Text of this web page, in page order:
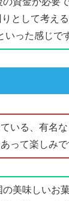
として考える
いった感じで
いる、有名な
って楽しみで
の美味しいお